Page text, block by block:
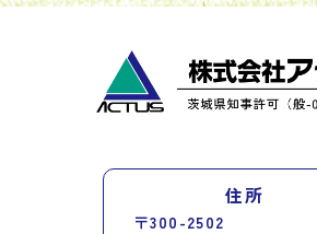
住所
〒300-2502